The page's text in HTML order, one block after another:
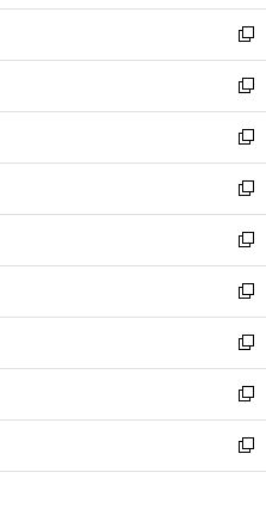
ウ
ィ
ン
ド
ウ
で
開
く
し
い
ウ
ィ
ン
ド
ウ
で
開
く
新
し
い
ウ
ィ
ン
ド
ウ
で
開
く
新
し
い
ウ
ィ
ン
ド
ウ
で
開
く
新
し
い
ウ
ィ
ン
ド
ウ
で
開
く
新
し
い
ウ
ィ
ン
ド
ウ
で
開
く
新
し
い
ウ
ィ
ン
ド
ウ
で
開
新
し
い
ウ
ィ
ン
ド
ウ
新
し
い
ウ
ィ
ン
新
し
い
ウ
新
し